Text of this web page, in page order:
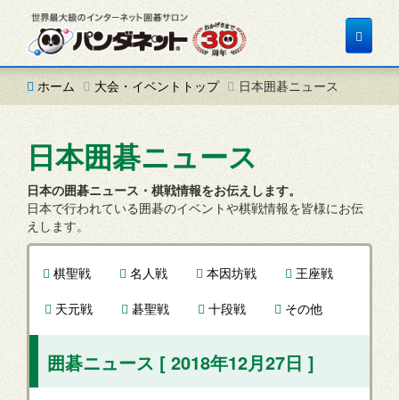
Toggle
ホーム
大会・イベントトップ 日本囲碁ニュース
日本囲碁ニュース
日本の囲碁ニュース・棋戦情報をお伝えします。
日本で行われている囲碁のイベントや棋戦情報を皆様にお伝
えします。
棋聖戦 名人戦 本因坊戦
王座戦
天元戦
碁聖戦 十段戦 その他
囲碁ニュース [ 2018年12月27日 ]